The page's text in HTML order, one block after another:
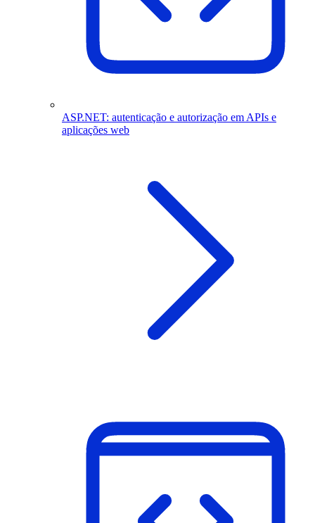
ASP.NET: autenticação e autorização em APIs e
aplicações web